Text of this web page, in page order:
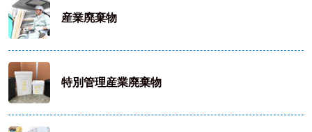
産業廃棄物
特別管理産業廃棄物